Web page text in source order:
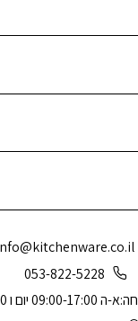
053-822-5228
יום ו 09:00-13:00